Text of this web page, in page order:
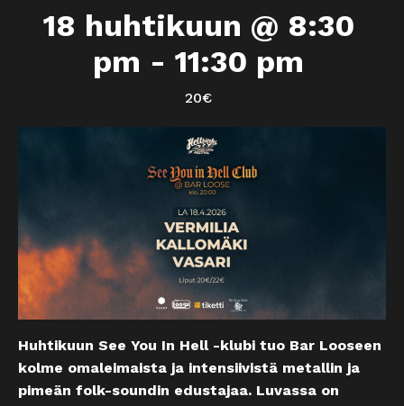
18 huhtikuun @ 8:30
pm - 11:30 pm
20€
Huhtikuun See You In Hell -klubi tuo Bar Looseen
kolme omaleimaista ja intensiivistä metallin ja
pimeän folk-soundin edustajaa. Luvassa on